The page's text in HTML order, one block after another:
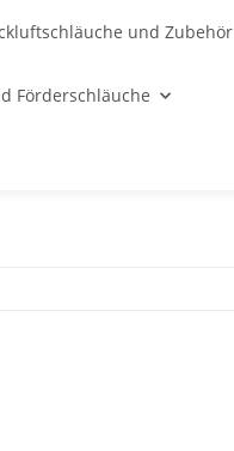
und Zubehör
Förderschläuche